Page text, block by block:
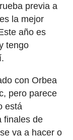
previa a
la mejor
año es
tengo
con Orbea
pero parece
está
finales de
va a hacer o